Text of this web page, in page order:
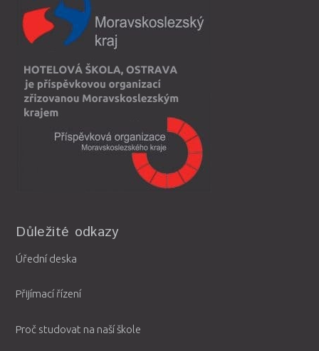
Důležité odkazy
Úřední deska
Přijímací řízení
Proč studovat na naší škole